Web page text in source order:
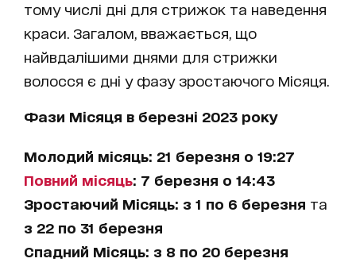
тому числі дні для стрижок та наведення
краси. Загалом, вважається, що
найвдалішими днями для стрижки
волосся є дні у фазу зростаючого Місяця.
Фази Місяця в березні 2023 року
Молодий місяць: 21 березня о 19:27
Повний місяць: 7 березня о 14:43
Зростаючий Місяць: з 1 по 6 березня та
з 22 по 31 березня
Спадний Місяць: з 8 по 20 березня